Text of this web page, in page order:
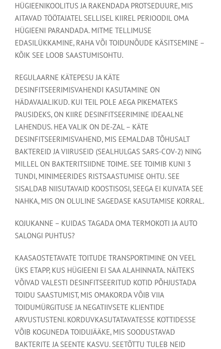
HÜGIEENIKOOLITUS JA RAKENDADA PROTSEDUURE, MIS
AITAVAD TÖÖTAJATEL SELLISEL KIIREL PERIOODIL OMA
HÜGIEENI PARANDADA. MITME TELLIMUSE
EDASILÜKKAMINE, RAHA VÕI TOIDUNÕUDE KÄSITSEMINE –
KÕIK SEE LOOB SAASTUMISOHTU.
REGULAARNE KÄTEPESU JA KÄTE
DESINFITSEERIMISVAHENDI KASUTAMINE ON
HÄDAVAJALIKUD. KUI TEIL POLE AEGA PIKEMATEKS
PAUSIDEKS, ON KIIRE DESINFITSEERIMINE IDEAALNE
LAHENDUS. HEA VALIK ON DE-ZAL – KÄTE
DESINFITSEERIMISVAHEND, MIS EEMALDAB TÕHUSALT
BAKTEREID JA VIIRUSEID (SEALHULGAS SARS-COV-2) NING
MILLEL ON BAKTERITSIIDNE TOIME. SEE TOIMIB KUNI 3
TUNDI, MINIMEERIDES RISTSAASTUMISE OHTU. SEE
SISALDAB NIISUTAVAID KOOSTISOSI, SEEGA EI KUIVATA SEE
NAHKA, MIS ON OLULINE SAGEDASE KASUTAMISE KORRAL.
KOJUKANNE – KUIDAS TAGADA OMA TERMOKOTI JA AUTO
SALONGI PUHTUS?
KAASAOSTETAVATE TOITUDE TRANSPORTIMINE ON VEEL
ÜKS ETAPP, KUS HÜGIEENI EI SAA ALAHINNATA. NÄITEKS
VÕIVAD VALESTI DESINFITSEERITUD KOTID PÕHJUSTADA
TOIDU SAASTUMIST, MIS OMAKORDA VÕIB VIIA
TOIDUMÜRGITUSE JA NEGATIIVSETE KLIENTIDE
ARVUSTUSTENI. KORDUVKASUTATAVATESSE KOTTIDESSE
VÕIB KOGUNEDA TOIDUJÄÄKE, MIS SOODUSTAVAD
BAKTERITE JA SEENTE KASVU. SEETÕTTU TULEB NEID